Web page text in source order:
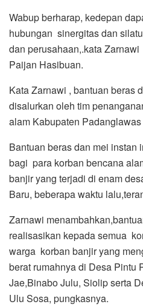
Wabup berharap, kedepan
hubungan sinergitas dan
dan perusahaan,.kata
Paijan Hasibuan.
Kata Zarnawi , bantuan beras
disalurkan oleh tim
alam Kabupaten
Bantuan beras dan mei
bagi para korban bencana
banjir yang terjadi di enam
Baru, beberapa waktu
Zarnawi
realisasikan kepada semua
warga korban banjir yang
berat rumahnya di Desa Pintu
Jae,Binabo Julu, Siolip serta
Ulu Sosa, pungkasnya.